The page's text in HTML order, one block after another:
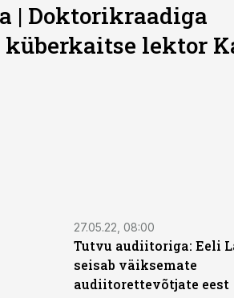
| Doktorikraadiga
lektor
27.05.22, 08:00
Tutvu audiitoriga: Eeli
seisab väiksemate
audiitorettevõtjate eest